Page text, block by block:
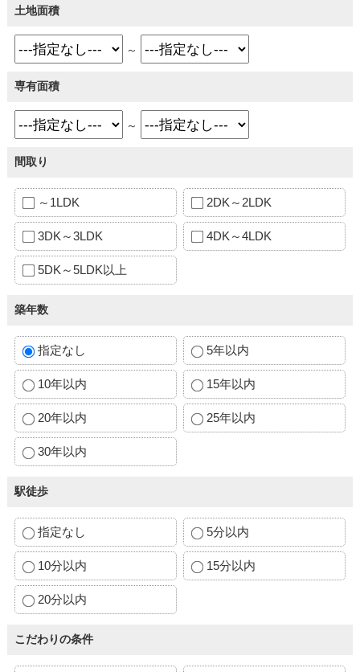
土地面積
～
専有面積
～
間取り
～1LDK 2DK～2LDK
3DK～3LDK 4DK～4LDK
5DK～5LDK以上
築年数
指定なし 5年以内
10年以内 15年以内
20年以内 25年以内
30年以内
駅徒歩
指定なし 5分以内
10分以内 15分以内
20分以内
こだわりの条件